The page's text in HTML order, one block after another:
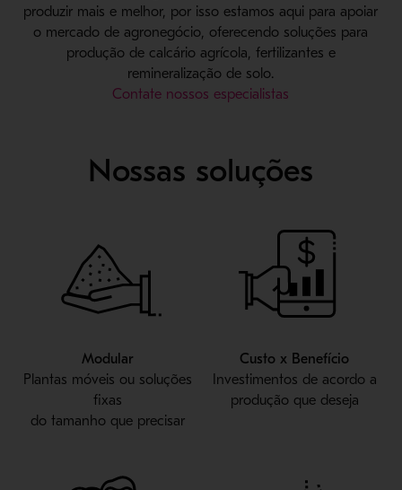
produzir mais e melhor, por isso estamos aqui para apoiar
o mercado de agronegócio, oferecendo soluções para
produção de calcário agrícola, fertilizantes e
remineralização de solo.
Contate nossos especialistas
Nossas soluções
Modular
Plantas móveis ou soluções
fixas
do tamanho que precisar
Custo x Benefício
Investimentos de acordo a
produção que deseja